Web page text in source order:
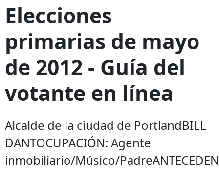
Elecciones
primarias de mayo
de 2012 - Guía del
votante en línea
Alcalde de la ciudad de PortlandBILL
DANTOCUPACIÓN: Agente
inmobiliario/Músico/